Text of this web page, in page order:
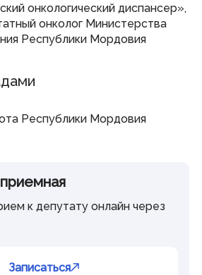
онкологический диспансер»,
онколог Министерства
Республики Мордовия
Республики Мордовия
к депутату онлайн через
Записаться